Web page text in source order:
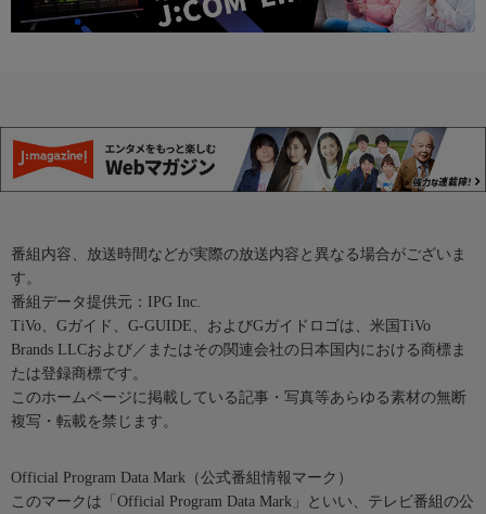
番組内容、放送時間などが実際の放送内容と異なる場合がございま
す。
番組データ提供元：IPG Inc.
TiVo、Gガイド、G-GUIDE、およびGガイドロゴは、米国TiVo
Brands LLCおよび／またはその関連会社の日本国内における商標ま
たは登録商標です。
このホームページに掲載している記事・写真等あらゆる素材の無断
複写・転載を禁じます。
Official Program Data Mark（公式番組情報マーク）
このマークは「Official Program Data Mark」といい、テレビ番組の公